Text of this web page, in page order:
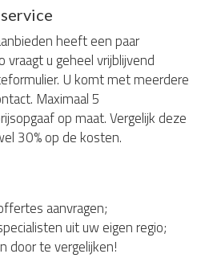
heeft een paar
u geheel vrijblijvend
U komt met meerdere
Maximaal 5
op maat. Vergelijk deze
30% op de kosten.
aanvragen;
uit uw eigen regio;
door te vergelijken!